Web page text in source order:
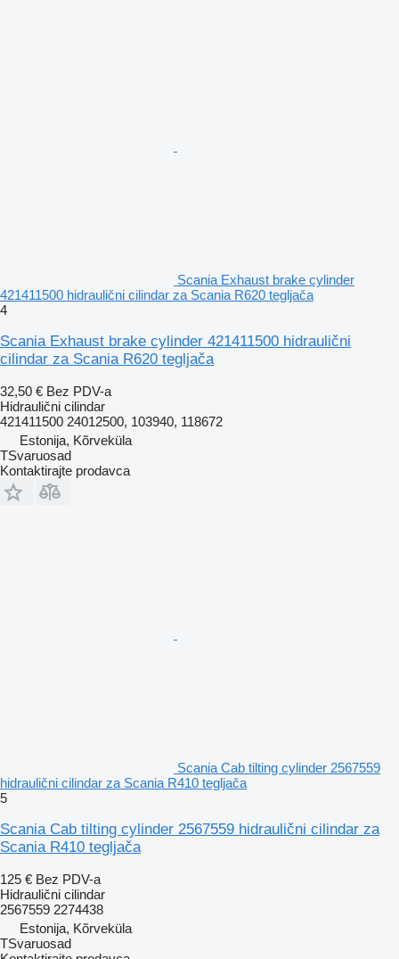
Scania Exhaust brake cylinder
421411500 hidraulični cilindar za Scania R620 tegljača
4
Scania Exhaust brake cylinder 421411500 hidraulični
cilindar za Scania R620 tegljača
32,50 € Bez PDV-a
Hidraulični cilindar
421411500 24012500, 103940, 118672
Estonija, Kõrveküla
TSvaruosad
Kontaktirajte prodavca
Scania Cab tilting cylinder 2567559
hidraulični cilindar za Scania R410 tegljača
5
Scania Cab tilting cylinder 2567559 hidraulični cilindar za
Scania R410 tegljača
125 € Bez PDV-a
Hidraulični cilindar
2567559 2274438
Estonija, Kõrveküla
TSvaruosad